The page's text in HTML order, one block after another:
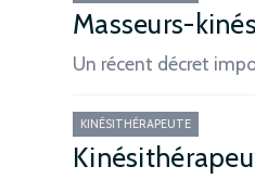
Masseurs-
Un récent décret
KINÉSITHÉRAPEUTE